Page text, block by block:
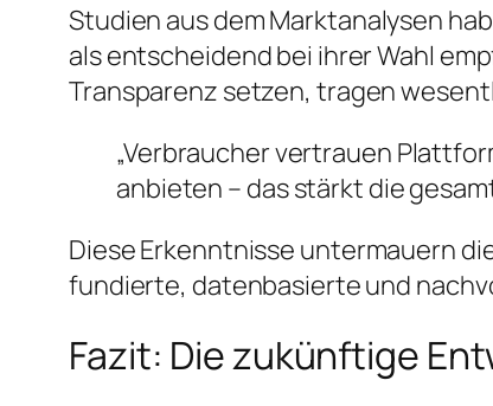
Studien aus dem Marktanalysen
als entscheidend bei ihrer Wahl
Transparenz setzen, tragen
„Verbraucher vertrauen
anbieten – das stärkt die
Diese Erkenntnisse untermauern
fundierte, datenbasierte und
Fazit: Die zukünftige